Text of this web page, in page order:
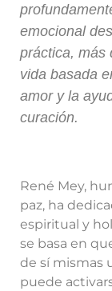
emocional
práctica, más
vida basada
amor y la
curación.
René Mey,
paz, ha
espiritual y
se basa en
de sí mismas
puede